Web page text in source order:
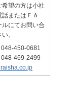
希望の方は小社
話またはＦＡ
ルにてお問い合
。
048-450-0681
048-469-2499